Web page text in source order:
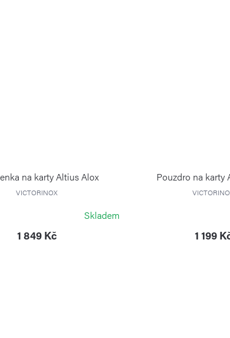
na karty Altius Alox
VICTORINOX
Skladem
1 849 Kč
Pouzdro na karty
1 199